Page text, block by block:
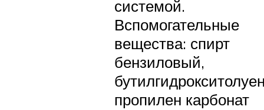
системой.
Вспомогательные
вещества: спирт
бензиловый,
пропилен карбонат